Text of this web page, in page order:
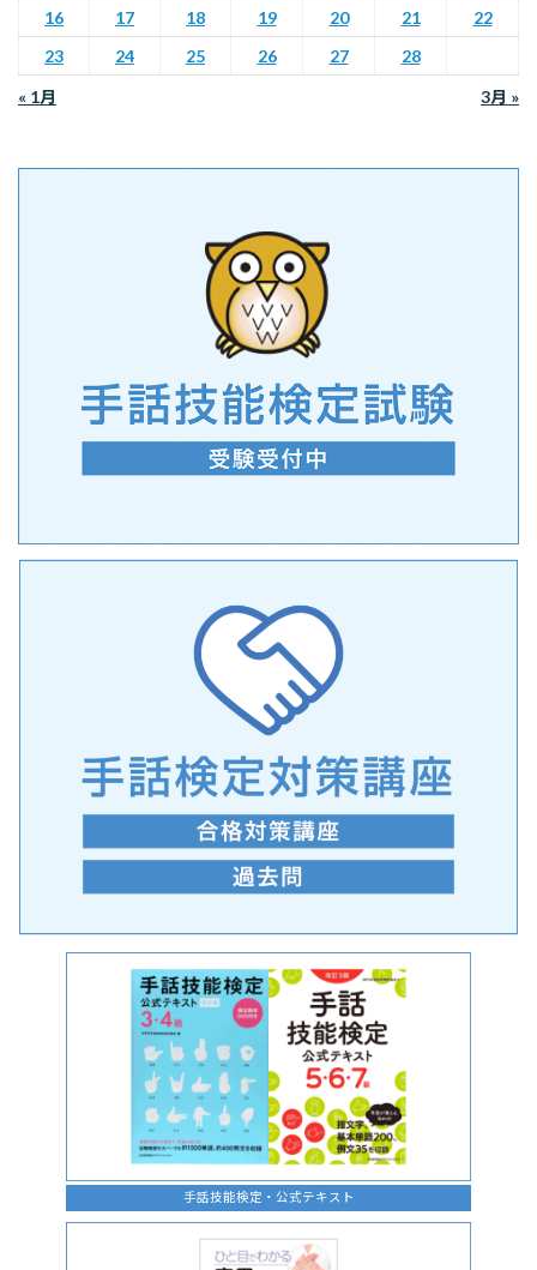
16
17 18 19 20 21
22
23
24 25 26 27
28
« 1月
3月 »
手話技能検定・公式テキスト